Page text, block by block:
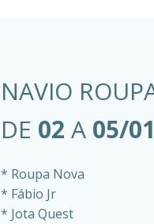
NAVIO
DE 02 A 05/
* Roupa Nova
* Fábio Jr
* Jota Quest